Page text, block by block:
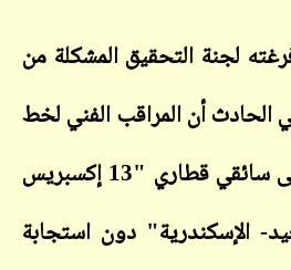
لجنة التحقيق المشكلة من
الحادث أن المراقب الفني لخط
الطوالي ظل ينادي على سائقي قطاري "13 إكسبريس
و571 بورسعيد- الإسكندرية" دون استجابة